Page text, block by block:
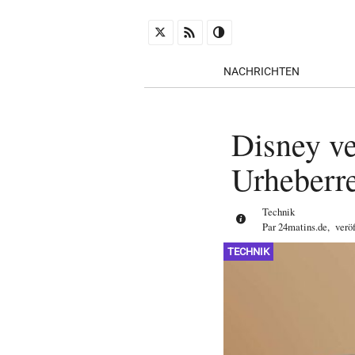
NACHRICHTEN
Disney
Technik
Par24matins.de,
TECHNIK